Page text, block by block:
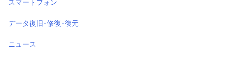
データ復旧･修復･復元
ニュース